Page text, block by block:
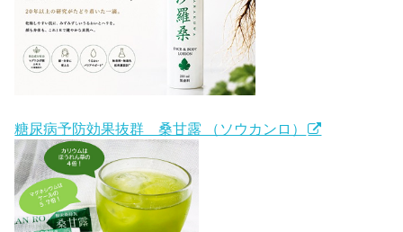
糖尿病予防効果抜群 桑甘露 （ソウカンロ）